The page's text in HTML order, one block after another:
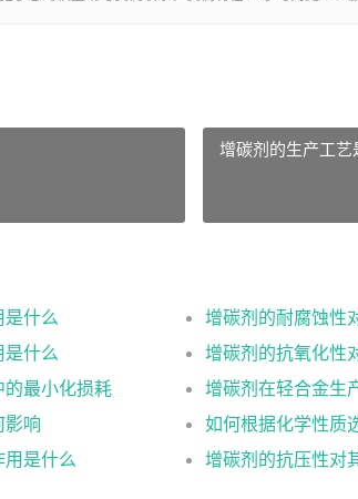
增碳剂的生产工艺
什么
增碳剂的耐腐蚀性
什么
增碳剂的抗氧化性
最小化损耗
增碳剂在轻合金生
影响
如何根据化学性质
是什么
增碳剂的抗压性对